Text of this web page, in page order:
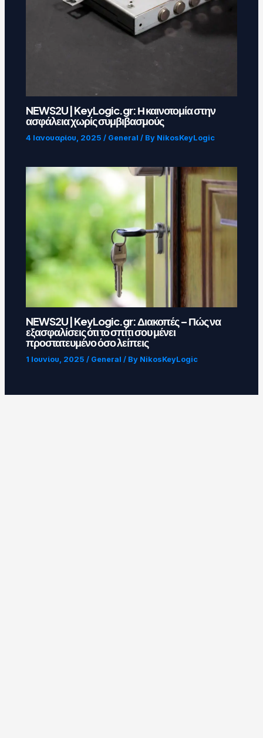
NEWS2U | KeyLogic.gr: Η καινοτομία στην
ασφάλεια χωρίς συμβιβασμούς
4 Ιανουαρίου, 2025/ General / By NikosKeyLogic
NEWS2U | KeyLogic.gr: Διακοπές – Πώς να
εξασφαλίσεις ότι το σπίτι σου μένει
προστατευμένο όσο λείπεις
1 Ιουνίου, 2025/ General / By NikosKeyLogic